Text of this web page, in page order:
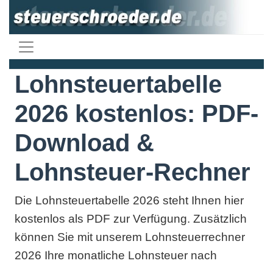
Lohnsteuertabelle
2026 kostenlos: PDF-
Download &
Lohnsteuer-Rechner
Die Lohnsteuertabelle 2026 steht Ihnen hier
kostenlos als PDF zur Verfügung. Zusätzlich
können Sie mit unserem Lohnsteuerrechner
2026 Ihre monatliche Lohnsteuer nach